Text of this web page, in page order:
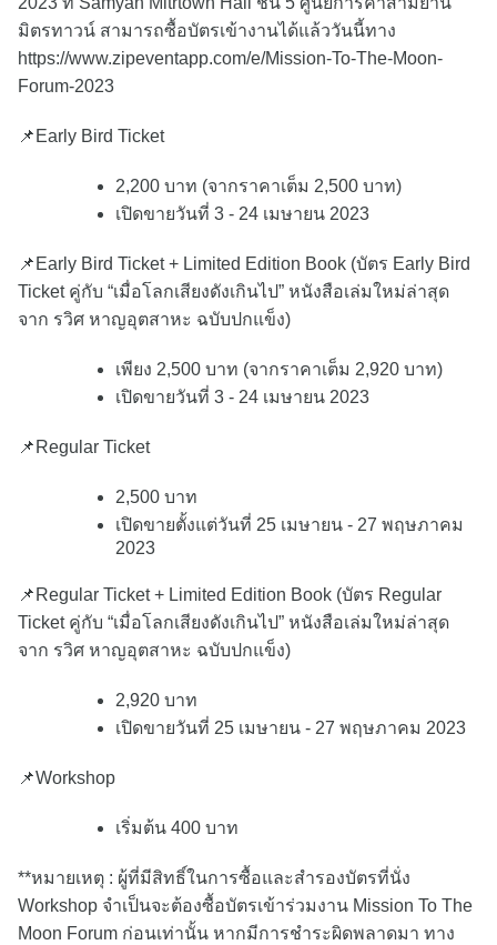
มิตรทาวน์ สามารถซื้อบัตรเข้างานได้แล้ววันนี้ทาง
https://www.zipeventapp.com/e/Mission-To-The-Moon-
Forum-2023
📌Early Bird Ticket
2,200 บาท (จากราคาเต็ม 2,500 บาท)
เปิดขายวันที่ 3 - 24 เมษายน 2023
📌Early Bird Ticket + Limited Edition Book (บัตร Early Bird
Ticket คู่กับ “เมื่อโลกเสียงดังเกินไป” หนังสือเล่มใหม่ล่าสุด
จาก รวิศ หาญอุตสาหะ ฉบับปกแข็ง)
เพียง 2,500 บาท (จากราคาเต็ม 2,920 บาท)
เปิดขายวันที่ 3 - 24 เมษายน 2023
📌Regular Ticket
2,500 บาท
เปิดขายตั้งแต่วันที่ 25 เมษายน - 27 พฤษภาคม
2023
📌Regular Ticket + Limited Edition Book (บัตร Regular
Ticket คู่กับ “เมื่อโลกเสียงดังเกินไป” หนังสือเล่มใหม่ล่าสุด
จาก รวิศ หาญอุตสาหะ ฉบับปกแข็ง)
2,920 บาท
เปิดขายวันที่ 25 เมษายน - 27 พฤษภาคม 2023
📌Workshop
เริ่มต้น 400 บาท
**หมายเหตุ : ผู้ที่มีสิทธิ์ในการซื้อและสำรองบัตรที่นั่ง
Workshop จำเป็นจะต้องซื้อบัตรเข้าร่วมงาน Mission To The
Moon Forum ก่อนเท่านั้น หากมีการชำระผิดพลาดมา ทาง